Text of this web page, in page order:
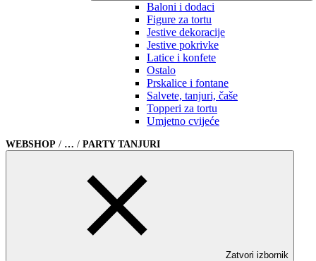
Baloni i dodaci
Figure za tortu
Jestive dekoracije
Jestive pokrivke
Latice i konfete
Ostalo
Prskalice i fontane
Salvete, tanjuri, čaše
Topperi za tortu
Umjetno cvijeće
WEBSHOP / … / PARTY TANJURI
Zatvori izbornik